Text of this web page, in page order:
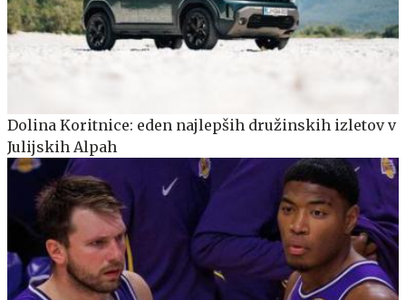
Dolina Koritnice: eden najlepših družinskih izletov v
Julijskih Alpah